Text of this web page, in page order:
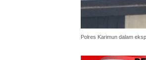
Polres Karimun dalam